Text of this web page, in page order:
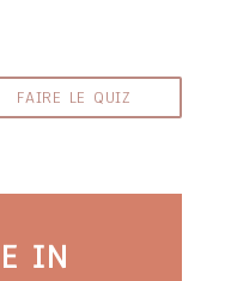
FAIRE LE QUIZ
IN